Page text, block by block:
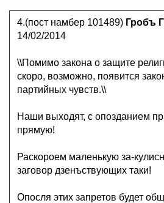
4.(пост намбер 101489) Гробъ
14/02/2014
\\Помимо закона о защите
скоро, возможно, появится
партийных чувств.\\
Наши выходят, с опозданием
прямую!
Раскороем маленькую за-
заговор дзенъствующих таки!
Опосля этих запретов будет